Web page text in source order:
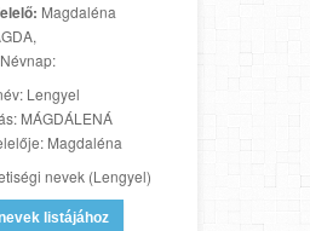
Magdaléna
Névnap:
Lengyel
MÁGDÁLENÁ
Magdaléna
nevek (Lengyel)
listájához